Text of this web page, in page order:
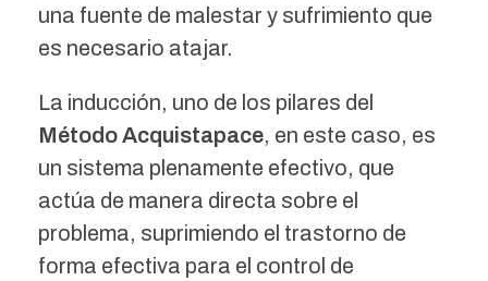
una fuente de malestar y sufrimiento que
es necesario atajar.
La inducción, uno de los pilares del
Método Acquistapace, en este caso, es
un sistema plenamente efectivo, que
actúa de manera directa sobre el
problema, suprimiendo el trastorno de
forma efectiva para el control de